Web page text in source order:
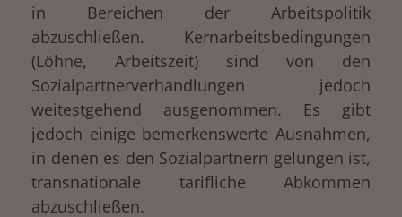
in Bereichen der Arbeitspolitik
abzuschließen. Kernarbeitsbedingungen
(Löhne, Arbeitszeit) sind von den
Sozialpartnerverhandlungen jedoch
weitestgehend ausgenommen. Es gibt
jedoch einige bemerkenswerte Ausnahmen,
in denen es den Sozialpartnern gelungen ist,
transnationale tarifliche Abkommen
abzuschließen.